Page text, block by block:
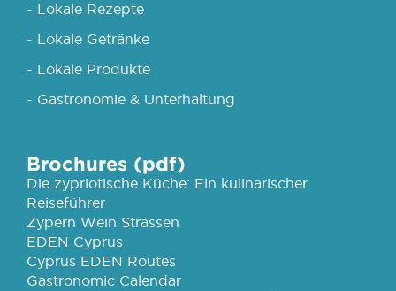
- Lokale Rezepte
- Lokale Getränke
- Lokale Produkte
- Gastronomie & Unterhaltung
Brochures (pdf)
Die zypriotische Küche: Ein kulinarischer
Reiseführer
Zypern Wein Strassen
EDEN Cyprus
Cyprus EDEN Routes
Gastronomic Calendar